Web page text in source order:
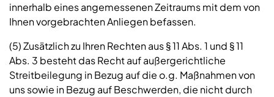
innerhalb eines angemessenen Zeitraums mit dem von
Ihnen vorgebrachten Anliegen befassen.
(5) Zusätzlich zu Ihren Rechten aus § 11 Abs. 1 und § 11
Abs. 3 besteht das Recht auf außergerichtliche
Streitbeilegung in Bezug auf die o.g. Maßnahmen von
uns sowie in Bezug auf Beschwerden, die nicht durch